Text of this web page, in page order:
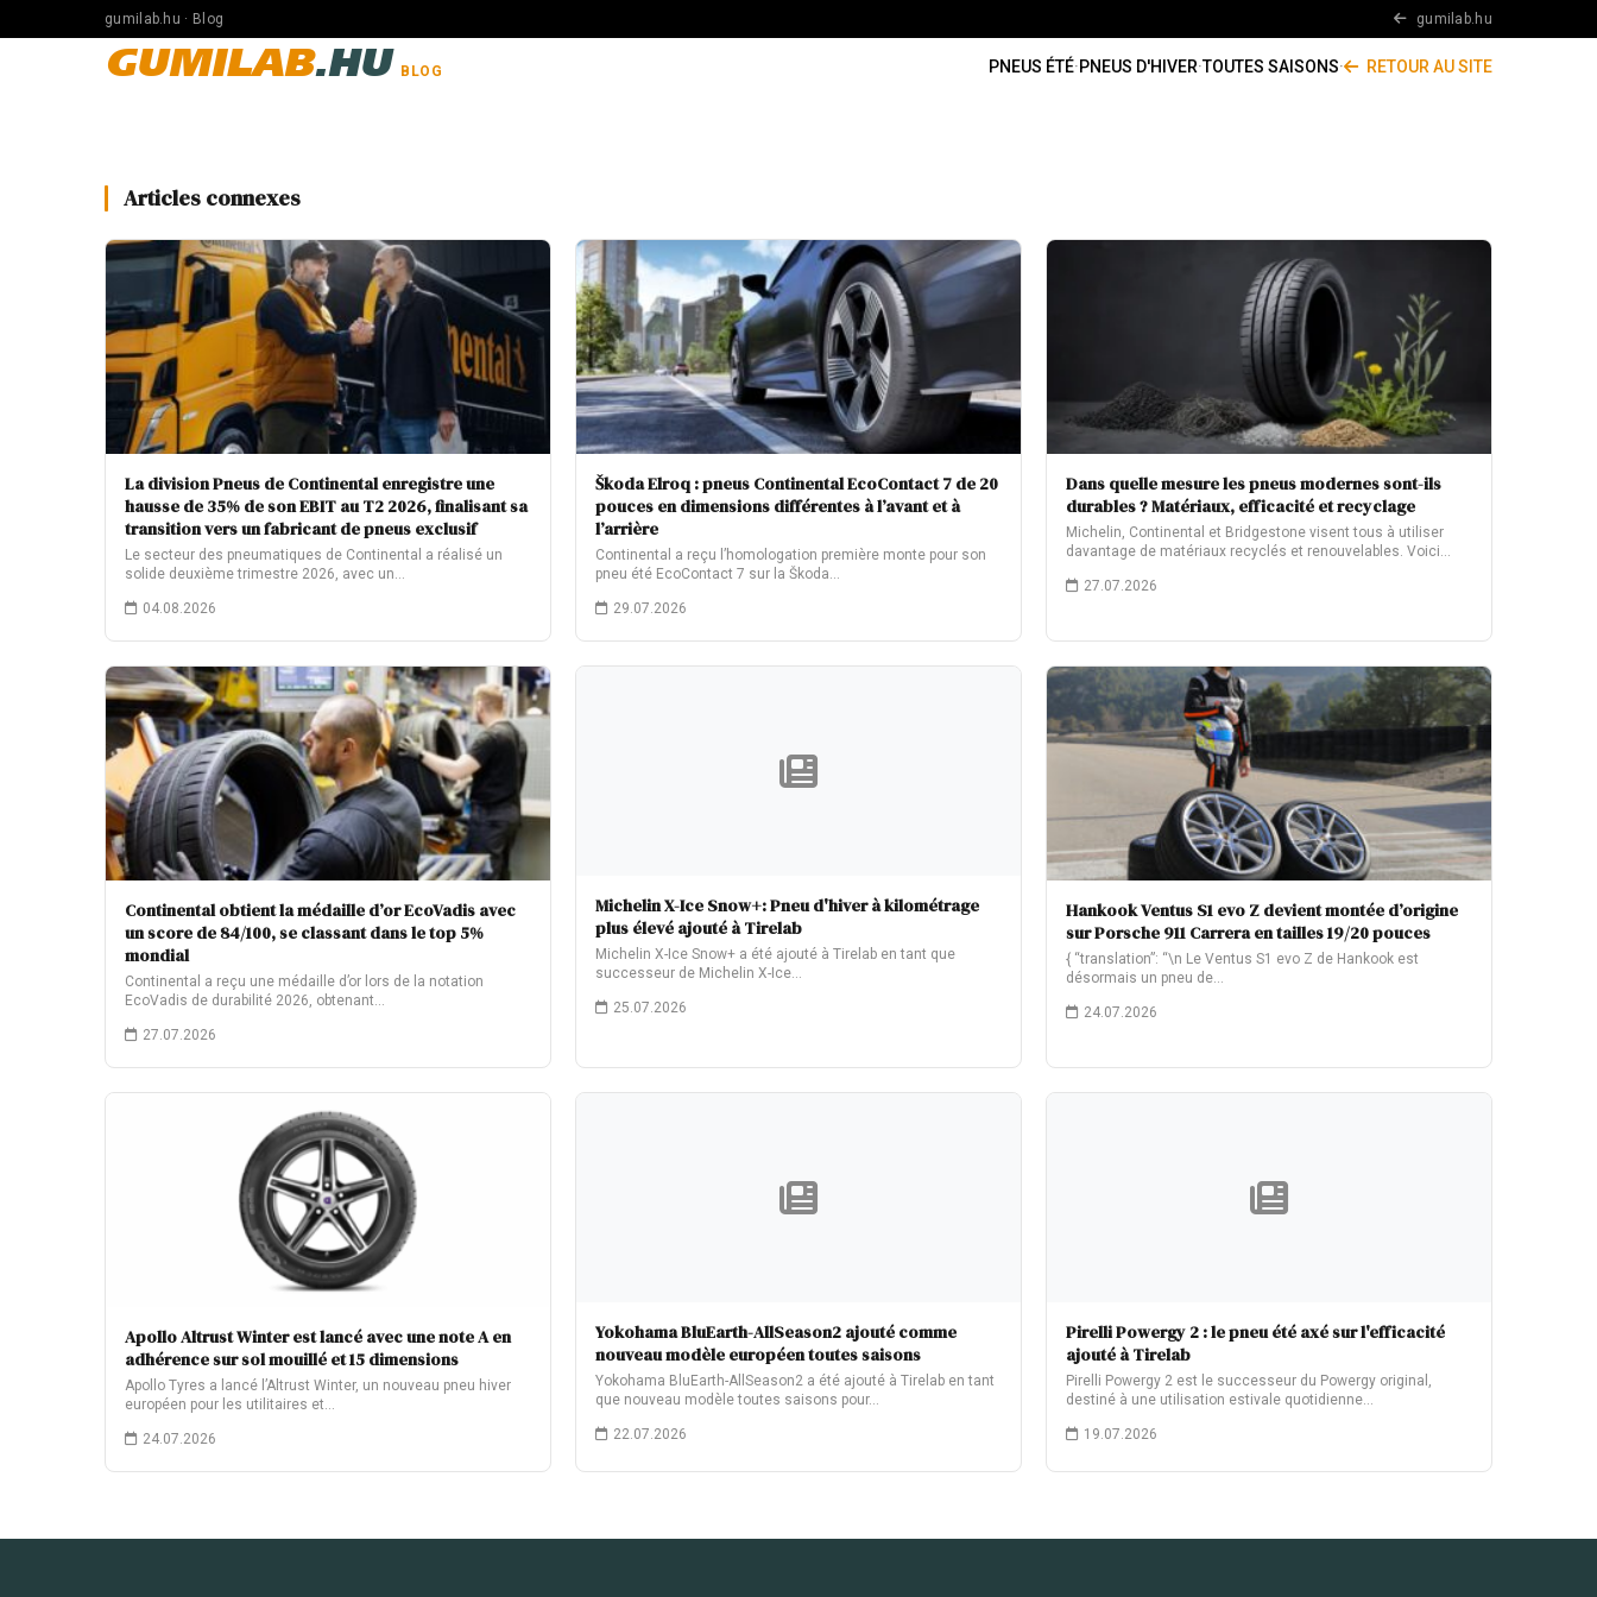
gumilab.hu · Blog gumilab.hu
GUMILAB.HU BLOG PNEUS ÉTÉ·PNEUS D'HIVER·TOUTES SAISONS· RETOUR AU SITE
Articles connexes
La division Pneus de Continental enregistre une
hausse de 35% de son EBIT au T2 2026, finalisant sa
transition vers un fabricant de pneus exclusif
Le secteur des pneumatiques de Continental a réalisé un
solide deuxième trimestre 2026, avec un…
04.08.2026
Škoda Elroq : pneus Continental EcoContact 7 de 20
pouces en dimensions différentes à l’avant et à
l’arrière
Continental a reçu l’homologation première monte pour son
pneu été EcoContact 7 sur la Škoda…
29.07.2026
Dans quelle mesure les pneus modernes sont-ils
durables ? Matériaux, efficacité et recyclage
Michelin, Continental et Bridgestone visent tous à utiliser
davantage de matériaux recyclés et renouvelables. Voici…
27.07.2026
Continental obtient la médaille d’or EcoVadis avec
un score de 84/100, se classant dans le top 5%
mondial
Continental a reçu une médaille d’or lors de la notation
EcoVadis de durabilité 2026, obtenant…
27.07.2026
Michelin X-Ice Snow+: Pneu d'hiver à kilométrage
plus élevé ajouté à Tirelab
Michelin X-Ice Snow+ a été ajouté à Tirelab en tant que
successeur de Michelin X-Ice…
25.07.2026
Hankook Ventus S1 evo Z devient montée d’origine
sur Porsche 911 Carrera en tailles 19/20 pouces
{ “translation”: “\n Le Ventus S1 evo Z de Hankook est
désormais un pneu de…
24.07.2026
Apollo Altrust Winter est lancé avec une note A en
adhérence sur sol mouillé et 15 dimensions
Apollo Tyres a lancé l’Altrust Winter, un nouveau pneu hiver
européen pour les utilitaires et…
24.07.2026
Yokohama BluEarth-AllSeason2 ajouté comme
nouveau modèle européen toutes saisons
Yokohama BluEarth-AllSeason2 a été ajouté à Tirelab en tant
que nouveau modèle toutes saisons pour…
22.07.2026
Pirelli Powergy 2 : le pneu été axé sur l'efficacité
ajouté à Tirelab
Pirelli Powergy 2 est le successeur du Powergy original,
destiné à une utilisation estivale quotidienne…
19.07.2026